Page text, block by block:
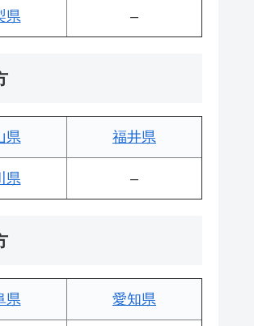
県 –
県 福井県
県 –
県 愛知県